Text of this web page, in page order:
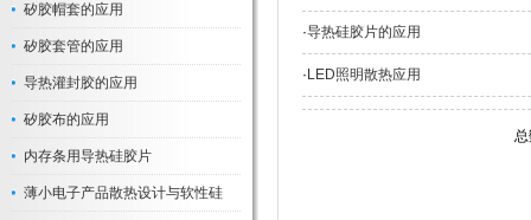
矽胶帽套的应用
矽胶套管的应用
导热灌封胶的应用
矽胶布的应用
内存条用导热硅胶片
薄小电子产品散热设计与软性硅
·导热硅胶片的应用
· LED照明散热应用